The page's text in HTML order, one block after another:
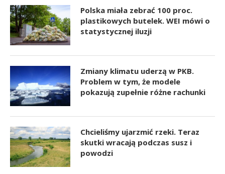
Polska miała zebrać 100 proc.
plastikowych butelek. WEI mówi o
statystycznej iluzji
Zmiany klimatu uderzą w PKB.
Problem w tym, że modele
pokazują zupełnie różne rachunki
Chcieliśmy ujarzmić rzeki. Teraz
skutki wracają podczas susz i
powodzi